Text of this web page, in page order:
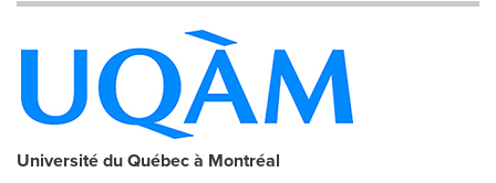
Université du Québec à Montréal